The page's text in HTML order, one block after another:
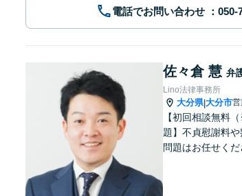
電話でお問い合わせ
佐々倉 慧 弁
Lino法律事務所
大分県|大分市営
【初回相談無料
題】不貞慰謝料
問題はお任せく